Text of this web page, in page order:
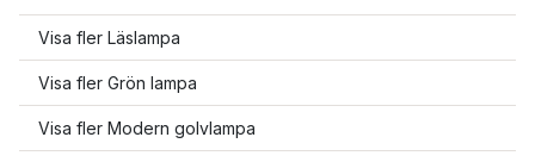
Visa fler Läslampa
Visa fler Grön lampa
Visa fler Modern golvlampa